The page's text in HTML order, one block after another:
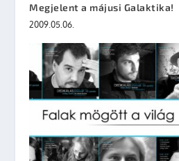
Megjelent a májusi Galaktika!
2009.05.06.